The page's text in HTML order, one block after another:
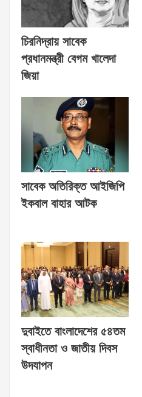
চিরনিদ্রায় সাবেক
প্রধানমন্ত্রী বেগম খালেদা
জিয়া
সাবেক অতিরিক্ত আইজিপি
ইকবাল বাহার আটক
দুবাইতে বাংলাদেশের ৫৪তম
স্বাধীনতা ও জাতীয় দিবস
উদযাপন